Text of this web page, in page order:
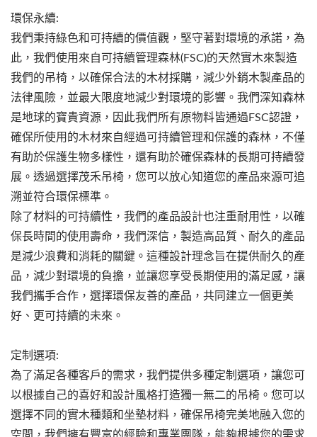
環保永續:
我們秉持綠色和可持續的價值觀，堅守著對環境的承諾，為
此，我們使用來自可持續管理森林(FSC)的天然實木來製造
我們的吊椅，以確保合法的木材採購，減少外銷木製產品的
法律風險，並最大限度地減少對環境的影響。我們深知森林
是地球的寶貴資源，因此我們所有原物料皆通過FSC認證，
確保所使用的木材來自經過可持續管理和保護的森林，不僅
有助於保護生物多樣性，還有助於確保森林的長期可持續發
展。透過選擇茂禾吊椅，您可以放心知道您的產品來源可追
溯並符合環保標準。
除了材料的可持續性，我們的產品設計也注重耐用性，以確
保長時間的使用壽命，我們深信，製造高品質、耐久的產品
是減少浪費和消耗的關鍵。這種設計理念旨在提供耐久的產
品，減少對環境的負擔，並讓您享受長期使用的滿足感，讓
我們攜手合作，選擇環保友善的產品，共同建立一個更美
好、更可持續的未來。
定制選項:
為了滿足各種客戶的需求，我們提供多種定制選項，讓您可
以根據自己的喜好和設計風格打造獨一無二的吊椅。您可以
選擇不同的實木種類和坐墊材料，確保吊椅完美地融入您的
空間，我們擁有豐富的經驗和專業團隊，能夠根據您的需求